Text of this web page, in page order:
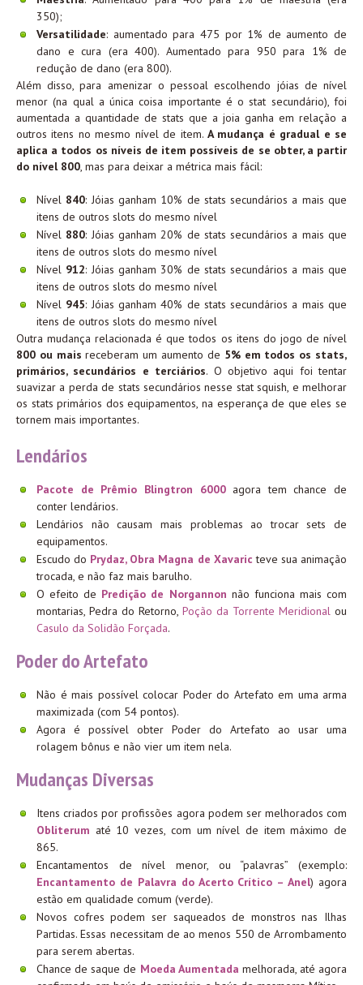
350);
Versatilidade: aumentado para 475 por 1% de aumento de
dano e cura (era 400). Aumentado para 950 para 1% de
redução de dano (era 800).
Além disso, para amenizar o pessoal escolhendo jóias de nível
menor (na qual a única coisa importante é o stat secundário), foi
aumentada a quantidade de stats que a joia ganha em relação a
outros itens no mesmo nível de item. A mudança é gradual e se
aplica a todos os níveis de item possíveis de se obter, a partir
do nível 800, mas para deixar a métrica mais fácil:
Nível 840: Jóias ganham 10% de stats secundários a mais que
itens de outros slots do mesmo nível
Nível 880: Jóias ganham 20% de stats secundários a mais que
itens de outros slots do mesmo nível
Nível 912: Jóias ganham 30% de stats secundários a mais que
itens de outros slots do mesmo nível
Nível 945: Jóias ganham 40% de stats secundários a mais que
itens de outros slots do mesmo nível
Outra mudança relacionada é que todos os itens do jogo de nível
800 ou mais receberam um aumento de 5% em todos os stats,
primários, secundários e terciários. O objetivo aqui foi tentar
suavizar a perda de stats secundários nesse stat squish, e melhorar
os stats primários dos equipamentos, na esperança de que eles se
tornem mais importantes.
Lendários
Pacote de Prêmio Blingtron 6000agora tem chance de
conter lendários.
Lendários não causam mais problemas ao trocar sets de
equipamentos.
Escudo do Prydaz, Obra Magna de Xavaric teve sua animação
trocada, e não faz mais barulho.
O efeito de Predição de Norgannon não funciona mais com
montarias, Pedra do Retorno, Poção da Torrente Meridional ou
Casulo da Solidão Forçada.
Poder do Artefato
Não é mais possível colocar Poder do Artefato em uma arma
maximizada (com 54 pontos).
Agora é possível obter Poder do Artefato ao usar uma
rolagem bônus e não vier um item nela.
Mudanças Diversas
Itens criados por profissões agora podem ser melhorados com
Obliterum até 10 vezes, com um nível de item máximo de
865.
Encantamentos de nível menor, ou “palavras” (exemplo:
Encantamento de Palavra do Acerto Crítico – Anel) agora
estão em qualidade comum (verde).
Novos cofres podem ser saqueados de monstros nas Ilhas
Partidas. Essas necessitam de ao menos 550 de Arrombamento
para serem abertas.
Chance de saque de Moeda Aumentada melhorada, até agora